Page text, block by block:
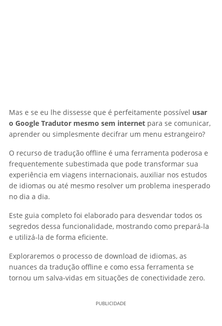
Mas e se eu lhe dissesse que é perfeitamente possível usar
o Google Tradutor mesmo sem internet para se comunicar,
aprender ou simplesmente decifrar um menu estrangeiro?
O recurso de tradução offline é uma ferramenta poderosa e
frequentemente subestimada que pode transformar sua
experiência em viagens internacionais, auxiliar nos estudos
de idiomas ou até mesmo resolver um problema inesperado
no dia a dia.
Este guia completo foi elaborado para desvendar todos os
segredos dessa funcionalidade, mostrando como prepará-la
e utilizá-la de forma eficiente.
Exploraremos o processo de download de idiomas, as
nuances da tradução offline e como essa ferramenta se
tornou um salva-vidas em situações de conectividade zero.
PUBLICIDADE